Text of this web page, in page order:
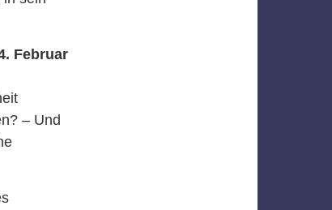
Februar
– Und